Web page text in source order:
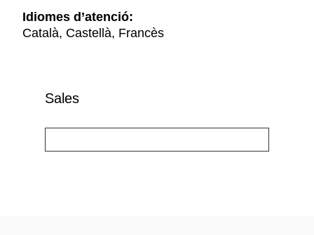
Idiomes d’atenció:
Català, Castellà, Francès
Sales